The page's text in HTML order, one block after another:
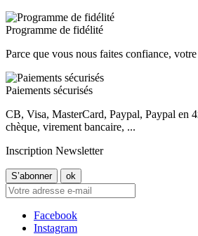
Programme de fidélité
Parce que vous nous faites confiance,
Paiements sécurisés
CB, Visa, MasterCard, Paypal, Paypal en
chèque, virement bancaire, ...
Inscription Newsletter
Facebook
Instagram